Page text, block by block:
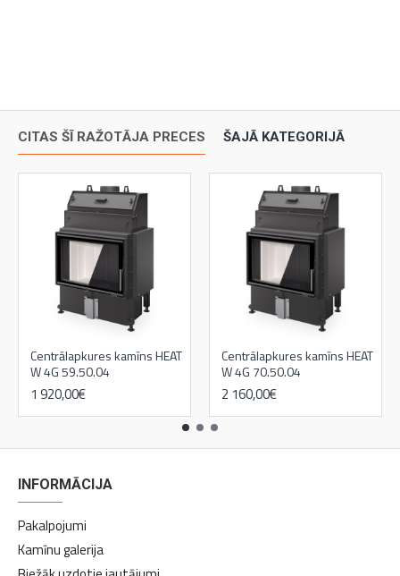
CITAS ŠĪ RAŽOTĀJA PRECES ŠAJĀ KATEGORIJĀ
Centrālapkures kamīns HEAT
W 4G 59.50.04
1 920,00€
Centrālapkures kamīns HEAT
W 4G 70.50.04
2 160,00€
INFORMĀCIJA
Pakalpojumi
Kamīnu galerija